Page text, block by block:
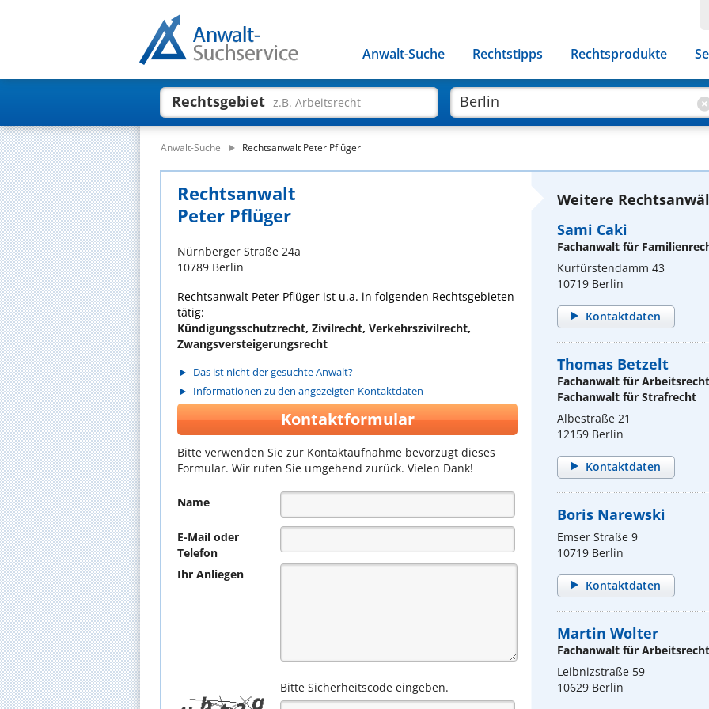
Anwalt-Suche Rechtstipps Rechtsprodukte
Rechtsgebiet z.B. Arbeitsrecht
Anwalt-Suche Rechtsanwalt Peter Pflüger
Rechtsanwalt
Peter Pflüger
Nürnberger Straße 24a
10789 Berlin
Rechtsanwalt Peter Pflüger ist u.a. in folgenden Rechtsgebieten
tätig:
Kündigungsschutzrecht, Zivilrecht, Verkehrszivilrecht,
Zwangsversteigerungsrecht
Das ist nicht der gesuchte Anwalt?
Informationen zu den angezeigten Kontaktdaten
Kontaktformular
Bitte verwenden Sie zur Kontaktaufnahme bevorzugt dieses
Formular. Wir rufen Sie umgehend zurück. Vielen Dank!
Name
E-Mail oder
Telefon
Ihr Anliegen
Bitte Sicherheitscode eingeben.
Weitere
Sami Caki
Fachanwalt für
Kurfürstendamm 43
10719 Berlin
Kontaktdaten
Thomas Betzelt
Fachanwalt für Arbeitsrecht
Fachanwalt für Strafrecht
Albestraße 21
12159 Berlin
Kontaktdaten
Boris Narewski
Emser Straße 9
10719 Berlin
Kontaktdaten
Martin Wolter
Fachanwalt für Arbeitsrecht
Leibnizstraße 59
10629 Berlin